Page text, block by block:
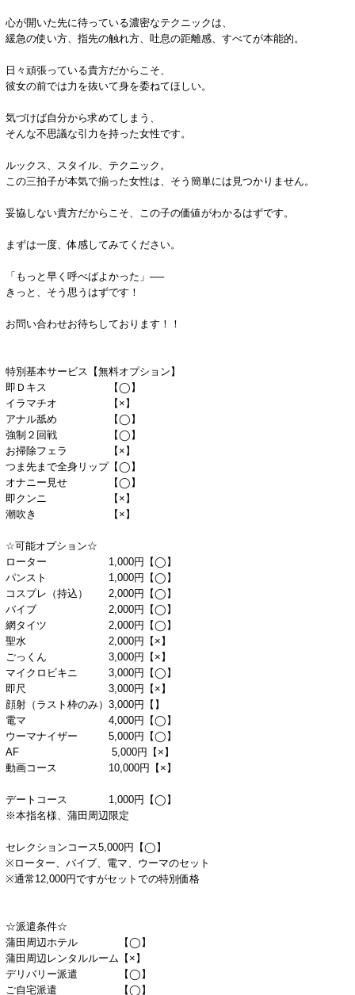
心が開いた先に待っている濃密なテクニックは、
緩急の使い方、指先の触れ方、吐息の距離感、すべてが本能的。
日々頑張っている貴方だからこそ、
彼女の前では力を抜いて身を委ねてほしい。
気づけば自分から求めてしまう、
そんな不思議な引力を持った女性です。
ルックス、スタイル、テクニック。
この三拍子が本気で揃った女性は、そう簡単には見つかりません。
妥協しない貴方だからこそ、この子の価値がわかるはずです。
まずは一度、体感してみてください。
「もっと早く呼べばよかった」──
きっと、そう思うはずです！
お問い合わせお待ちしております！！
特別基本サービス【無料オプション】
即Ｄキス 【◯】
イラマチオ 【×】
アナル舐め 【◯】
強制２回戦 【◯】
お掃除フェラ 【×】
つま先まで全身リップ【◯】
オナニー見せ 【◯】
即クンニ 【×】
潮吹き 【×】
☆可能オプション☆
ローター 1,000円【◯】
パンスト 1,000円【◯】
コスプレ（持込） 2,000円【◯】
バイブ 2,000円【◯】
網タイツ 2,000円【◯】
聖水 2,000円【×】
ごっくん 3,000円【×】
マイクロビキニ 3,000円【◯】
即尺 3,000円【×】
顔射（ラスト枠のみ）3,000円【】
電マ 4,000円【◯】
ウーマナイザー 5,000円【◯】
AF 5,000円【×】
動画コース 10,000円【×】
デートコース 1,000円【◯】
※本指名様、蒲田周辺限定
セレクションコース5,000円【◯】
※ローター、バイブ、電マ、ウーマのセット
※通常12,000円ですがセットでの特別価格
☆派遣条件☆
蒲田周辺ホテル 【◯】
蒲田周辺レンタルルーム【×】
デリバリー派遣 【◯】
ご自宅派遣 【◯】